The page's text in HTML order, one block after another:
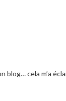
blog… cela m’a